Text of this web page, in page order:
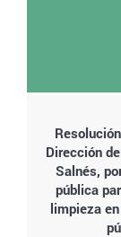
Dirección
Salnés,
pública
limpieza